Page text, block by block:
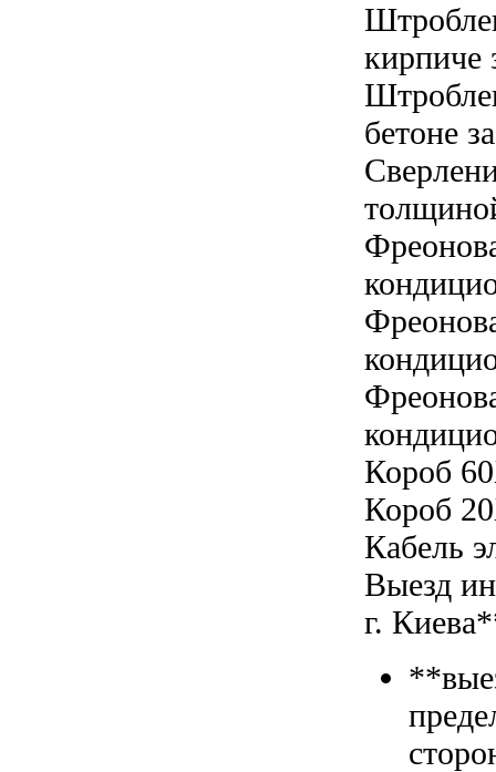
кирпиче
бетоне
Короб
Короб
Кабель
Выезд
г.